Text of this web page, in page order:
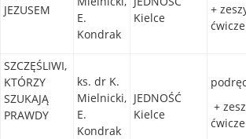
JEZUSEM
E.
Kondrak
Kielce
+
SZCZĘŚLIWI,
KTÓRZY
SZUKAJĄ
PRAWDY
ks. dr K.
Mielnicki,
E.
Kondrak
JEDNOŚĆ
Kielce
+